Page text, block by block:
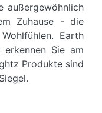
außergewöhnlich
Zuhause - die
Earth
Sie am
Produkte sind